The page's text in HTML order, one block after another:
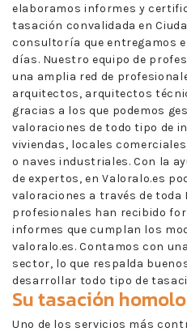
elaboramos informes y
tasación convalidada en
consultoría que entregamos
días. Nuestro equipo de
una amplia red de
arquitectos, arquitectos
gracias a los que podemos
valoraciones de todo tipo de
viviendas, locales
o naves industriales. Con la
de expertos, en Valoralo.es
valoraciones a través de toda
profesionales han recibido
informes que cumplan los
valoralo.es. Contamos con
sector, lo que respalda
desarrollar todo tipo de
Su tasación
Uno de los servicios más